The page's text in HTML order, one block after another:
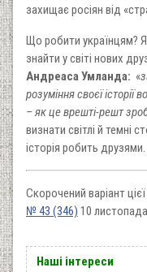
захищає росіян від
Що робити українцям?
знайти у світі нових
Андреаса Умланда: «
розуміння своєї історії
– як це врешті-решт
визнати світлі й темні
історія робить друзями.
Скорочений варіант
№ 43 (346) 10
Наші інтереси